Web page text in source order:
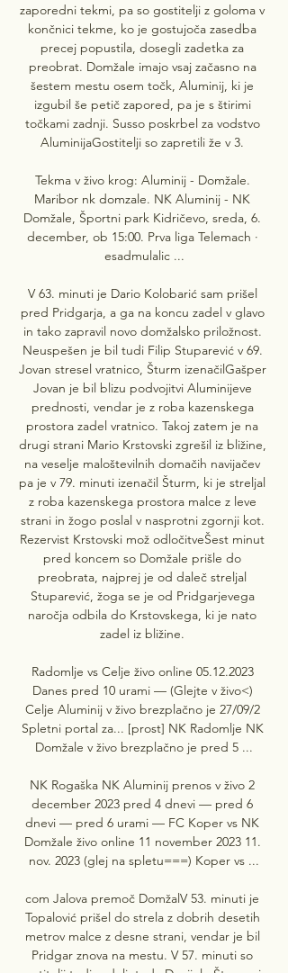
zaporedni tekmi, pa so gostitelji z goloma v
končnici tekme, ko je gostujoča zasedba
precej popustila, dosegli zadetka za
preobrat. Domžale imajo vsaj začasno na
šestem mestu osem točk, Aluminij, ki je
izgubil še petič zapored, pa je s štirimi
točkami zadnji. Susso poskrbel za vodstvo
AluminijaGostitelji so zapretili že v 3.
Tekma v živo krog: Aluminij - Domžale.
Maribor nk domzale. NK Aluminij - NK
Domžale, Športni park Kidričevo, sreda, 6.
december, ob 15:00. Prva liga Telemach ·
esadmulalic ...
V 63. minuti je Dario Kolobarić sam prišel
pred Pridgarja, a ga na koncu zadel v glavo
in tako zapravil novo domžalsko priložnost.
Neuspešen je bil tudi Filip Stuparević v 69.
Jovan stresel vratnico, Šturm izenačilGašper
Jovan je bil blizu podvojitvi Aluminijeve
prednosti, vendar je z roba kazenskega
prostora zadel vratnico. Takoj zatem je na
drugi strani Mario Krstovski zgrešil iz bližine,
na veselje maloštevilnih domačih navijačev
pa je v 79. minuti izenačil Šturm, ki je streljal
z roba kazenskega prostora malce z leve
strani in žogo poslal v nasprotni zgornji kot.
Rezervist Krstovski mož odločitveŠest minut
pred koncem so Domžale prišle do
preobrata, najprej je od daleč streljal
Stuparević, žoga se je od Pridgarjevega
naročja odbila do Krstovskega, ki je nato
zadel iz bližine.
Radomlje vs Celje živo online 05.12.2023
Danes pred 10 urami — (Glejte v živo<)
Celje Aluminij v živo brezplačno je 27/09/2
Spletni portal za... [prost] NK Radomlje NK
Domžale v živo brezplačno je pred 5 ...
NK Rogaška NK Aluminij prenos v živo 2
december 2023 pred 4 dnevi — pred 6
dnevi — pred 6 urami — FC Koper vs NK
Domžale živo online 11 november 2023 11.
nov. 2023 (glej na spletu===) Koper vs ...
com Jalova premoč DomžalV 53. minuti je
Topalović prišel do strela z dobrih desetih
metrov malce z desne strani, vendar je bil
Pridgar znova na mestu. V 57. minuti so